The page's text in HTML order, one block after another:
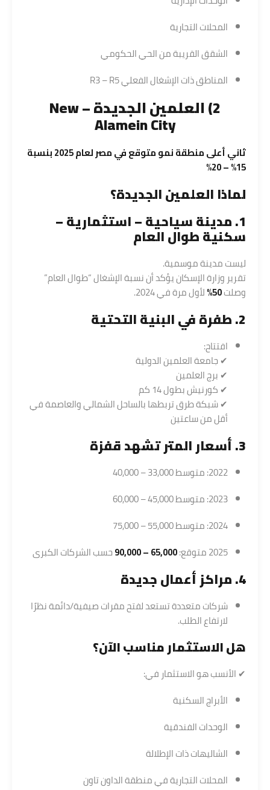
المحلات التجارية
الشقق القريبة من الحي الحكومي
المناطق ذات الإشغال الفعلي R3 – R5
2) العلمين الجديدة – New
Alamein City
ثاني أعلى منطقة نمو متوقع في مصر لعام 2025 بنسبة
15% – 20%
لماذا العلمين الجديدة؟
1. مدينة سياحية – استثمارية –
سكنيةطوال العام
ليست مدينة موسمية.
تقرير وزارة الإسكان يؤكد أن نسبة الإشغال “طوال العام”
وصلت50% لأول مرة في 2024.
2. طفرة في البنية التحتية
افتتاح:
✔ جامعة العلمين الدولية
✔ برج العلمين
✔ كورنيش بطول 14 كم
✔ شبكة طرق تربطها بالساحل الشمالي والعاصمة في
أقل من ساعتين
3. أسعار المتر تشهد قفزة
2022: متوسط 33,000 – 40,000
2023: متوسط 45,000 – 60,000
2024: متوسط 55,000 – 75,000
2025 متوقع:
65,000 – 90,000 حسب الشركات الكبرى
4. مراكز أعمال جديدة
شركات متعددة تستعد لفتح مقرات صيفية/دائمة نظرًا
لارتفاع الطلب.
هل الاستثمار مناسب الآن؟
✔ الأنسب هو الاستثمار في:
الأبراج السكنية
الوحدات الفندقية
الشاليهات ذات الإطلالة
المحلات التجارية في منطقة الداون تاون